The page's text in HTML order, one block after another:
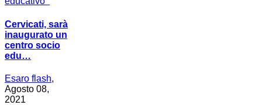
Cervicati, sarà
inaugurato un
centro socio
edu…
Esaro flash,
Agosto 08,
2021